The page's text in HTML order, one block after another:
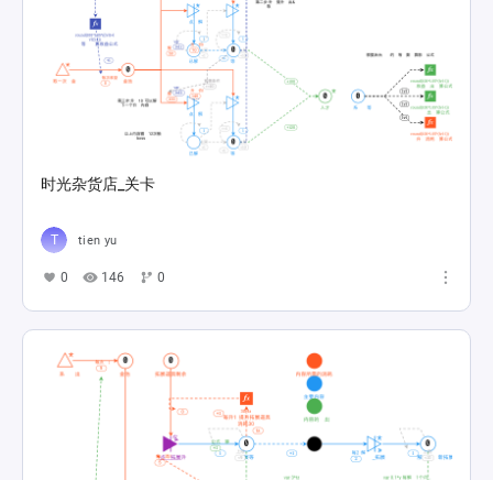
时光杂货店_关卡
tien yu
0 146 0